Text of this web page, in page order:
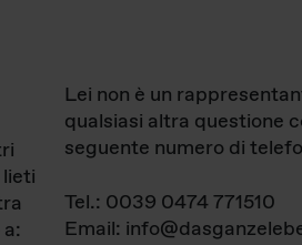
Lei non è un
qualsiasi altra questione
seguente numero di
Tel.: 0039 0474 771510
Email: